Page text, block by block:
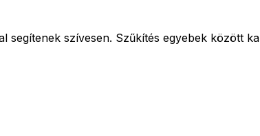
szívesen. Szűkítés egyebek között